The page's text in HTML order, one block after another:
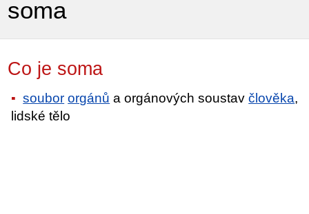
soma
Co je soma
soubor orgánů a orgánových soustavčlověka,
lidské tělo